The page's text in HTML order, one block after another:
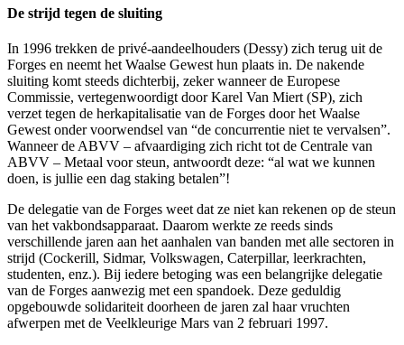
De strijd tegen de sluiting
In 1996 trekken de privé-aandeelhouders (Dessy) zich terug uit de
Forges en neemt het Waalse Gewest hun plaats in. De nakende
sluiting komt steeds dichterbij, zeker wanneer de Europese
Commissie, vertegenwoordigt door Karel Van Miert (SP), zich
verzet tegen de herkapitalisatie van de Forges door het Waalse
Gewest onder voorwendsel van “de concurrentie niet te vervalsen”.
Wanneer de ABVV – afvaardiging zich richt tot de Centrale van
ABVV – Metaal voor steun, antwoordt deze: “al wat we kunnen
doen, is jullie een dag staking betalen”!
De delegatie van de Forges weet dat ze niet kan rekenen op de steun
van het vakbondsapparaat. Daarom werkte ze reeds sinds
verschillende jaren aan het aanhalen van banden met alle sectoren in
strijd (Cockerill, Sidmar, Volkswagen, Caterpillar, leerkrachten,
studenten, enz.). Bij iedere betoging was een belangrijke delegatie
van de Forges aanwezig met een spandoek. Deze geduldig
opgebouwde solidariteit doorheen de jaren zal haar vruchten
afwerpen met de Veelkleurige Mars van 2 februari 1997.